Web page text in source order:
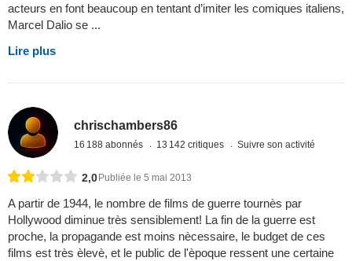
acteurs en font beaucoup en tentant d’imiter les comiques italiens,
Marcel Dalio se ...
Lire plus
chrischambers86
16 188 abonnés 13 142 critiques Suivre son activité
2,0Publiée le 5 mai 2013
A partir de 1944, le nombre de films de guerre tournès par
Hollywood diminue très sensiblement! La fin de la guerre est
proche, la propagande est moins nècessaire, le budget de ces
films est très èlevè, et le public de l'èpoque ressent une certaine